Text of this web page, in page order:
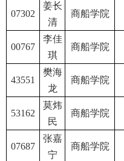
07302
姜长
清
商船学院
00767
李佳
琪
商船学院
43551
樊海
龙
商船学院
53162
莫炜
民
商船学院
07687
张嘉
宁
商船学院